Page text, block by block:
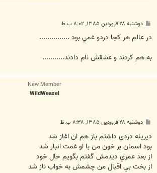
پ
ت
دوشنبه ۲۸ فروردین ۱۳۸۵, ۸:۰۲ ب.ظ
در عالم هر کجا دردو غمي بود ...............
به هم کردند و عشقش نام دادند...........
New Member
WildWeasel
پ
ت
دوشنبه ۲۸ فروردین ۱۳۸۵, ۸:۳۸ ب.ظ
ديرينه دردي داشتم باز هم ان اغاز شد
بود اسمان بر خون من با او غمت انبار شد
از بعد عمري ديدمش گفتم بگويم حال خود
از بخت بي اقبال من چشمش به خواب ناز شد